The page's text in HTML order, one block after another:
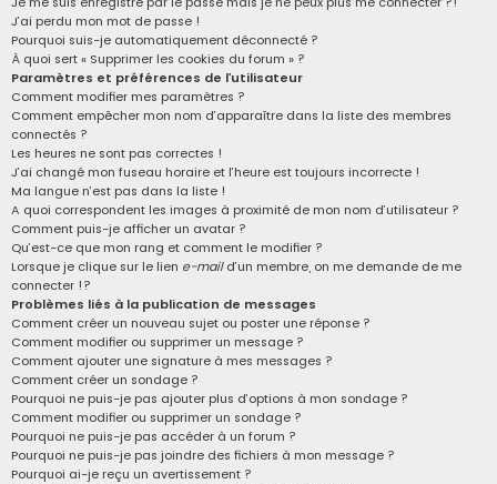
J’ai perdu mon mot de passe !
Pourquoi suis-je automatiquement déconnecté ?
À quoi sert « Supprimer les cookies du forum » ?
Paramètres et préférences de l’utilisateur
Comment modifier mes paramètres ?
Comment empêcher mon nom d’apparaître dans la liste des membres
connectés ?
Les heures ne sont pas correctes !
J’ai changé mon fuseau horaire et l’heure est toujours incorrecte !
Ma langue n’est pas dans la liste !
A quoi correspondent les images à proximité de mon nom d’utilisateur ?
Comment puis-je afficher un avatar ?
Qu’est-ce que mon rang et comment le modifier ?
Lorsque je clique sur le lien e-maild’un membre, on me demande de me
connecter !?
Problèmes liés à la publication de messages
Comment créer un nouveau sujet ou poster une réponse ?
Comment modifier ou supprimer un message ?
Comment ajouter une signature à mes messages ?
Comment créer un sondage ?
Pourquoi ne puis-je pas ajouter plus d’options à mon sondage ?
Comment modifier ou supprimer un sondage ?
Pourquoi ne puis-je pas accéder à un forum ?
Pourquoi ne puis-je pas joindre des fichiers à mon message ?
Pourquoi ai-je reçu un avertissement ?